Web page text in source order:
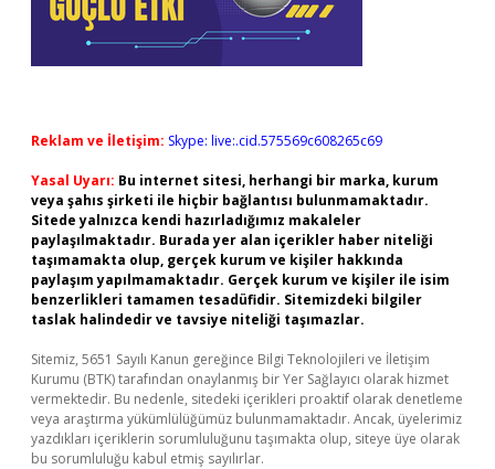
Reklam ve İletişim: Skype: live:.cid.575569c608265c69
Yasal Uyarı: Bu internet sitesi, herhangi bir marka, kurum
veya şahıs şirketi ile hiçbir bağlantısı bulunmamaktadır.
Sitede yalnızca kendi hazırladığımız makaleler
paylaşılmaktadır. Burada yer alan içerikler haber niteliği
taşımamakta olup, gerçek kurum ve kişiler hakkında
paylaşım yapılmamaktadır. Gerçek kurum ve kişiler ile isim
benzerlikleri tamamen tesadüfidir. Sitemizdeki bilgiler
taslak halindedir ve tavsiye niteliği taşımazlar.
Sitemiz, 5651 Sayılı Kanun gereğince Bilgi Teknolojileri ve İletişim
Kurumu (BTK) tarafından onaylanmış bir Yer Sağlayıcı olarak hizmet
vermektedir. Bu nedenle, sitedeki içerikleri proaktif olarak denetleme
veya araştırma yükümlülüğümüz bulunmamaktadır. Ancak, üyelerimiz
yazdıkları içeriklerin sorumluluğunu taşımakta olup, siteye üye olarak
bu sorumluluğu kabul etmiş sayılırlar.